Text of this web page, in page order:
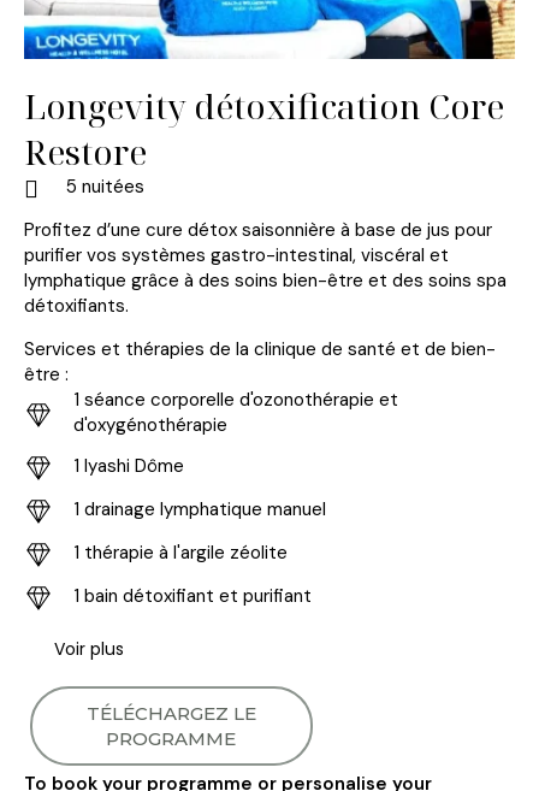
Longevity détoxification Core
Restore
5 nuitées
Profitez d’une cure détox saisonnière à base de jus pour
purifier vos systèmes gastro-intestinal, viscéral et
lymphatique grâce à des soins bien-être et des soins spa
détoxifiants.
Services et thérapies de la clinique de santé et de bien-
être :
1 séance corporelle d'ozonothérapie et
d'oxygénothérapie
1 Iyashi Dôme
1 drainage lymphatique manuel
1 thérapie à l'argile zéolite
1 bain détoxifiant et purifiant
Voir plus
TÉLÉCHARGEZ LE
PROGRAMME
To book your programme or personalise your